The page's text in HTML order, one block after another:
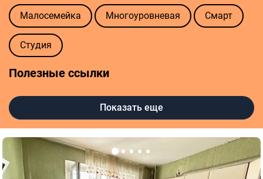
Малосемейка Многоуровневая Смарт
Студия
Полезные ссылки
Показать еще